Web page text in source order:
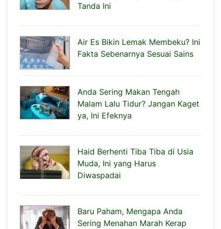
Tanda Ini
Air Es Bikin Lemak Membeku? Ini
Fakta Sebenarnya Sesuai Sains
Anda Sering Makan Tengah
Malam Lalu Tidur? Jangan Kaget
ya, Ini Efeknya
Haid Berhenti Tiba Tiba di Usia
Muda, Ini yang Harus
Diwaspadai
Baru Paham, Mengapa Anda
Sering Menahan Marah Kerap